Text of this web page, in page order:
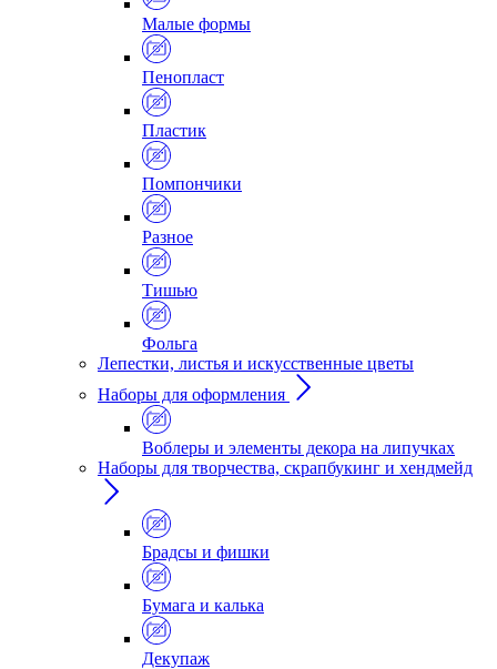
Малые формы
Пенопласт
Пластик
Помпончики
Разное
Тишью
Фольга
Лепестки, листья и искусственные цветы
Наборы для оформления
Воблеры и элементы декора на липучках
Наборы для творчества, скрапбукинг и хендмейд
Брадсы и фишки
Бумага и калька
Декупаж